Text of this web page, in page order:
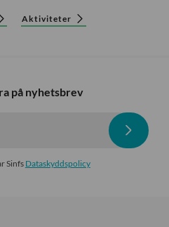
Aktiviteter
på nyhetsbrev
SinfsDataskyddspolicy